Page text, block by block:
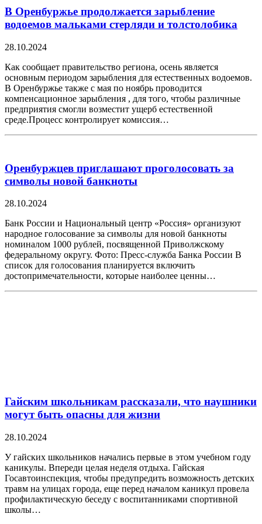
В Оренбуржье продолжается зарыбление
водоемов мальками стерляди и толстолобика
28.10.2024
Как сообщает правительство региона, осень является
основным периодом зарыбления для естественных водоемов.
В Оренбуржье также с мая по ноябрь проводится
компенсационное зарыбления , для того, чтобы различные
предприятия смогли возместит ущерб естественной
среде.Процесс контролирует комиссия…
Оренбуржцев приглашают проголосовать за
символы новой банкноты
28.10.2024
Банк России и Национальный центр «Россия» организуют
народное голосование за символы для новой банкноты
номиналом 1000 рублей, посвященной Приволжскому
федеральному округу. Фото: Пресс-служба Банка России В
список для голосования планируется включить
достопримечательности, которые наиболее ценны…
Гайским школьникам рассказали, что наушники
могут быть опасны для жизни
28.10.2024
У гайских школьников начались первые в этом учебном году
каникулы. Впереди целая неделя отдыха. Гайская
Госавтоинспекция, чтобы предупредить возможность детских
травм на улицах города, еще перед началом каникул провела
профилактическую беседу с воспитанниками спортивной
школы…